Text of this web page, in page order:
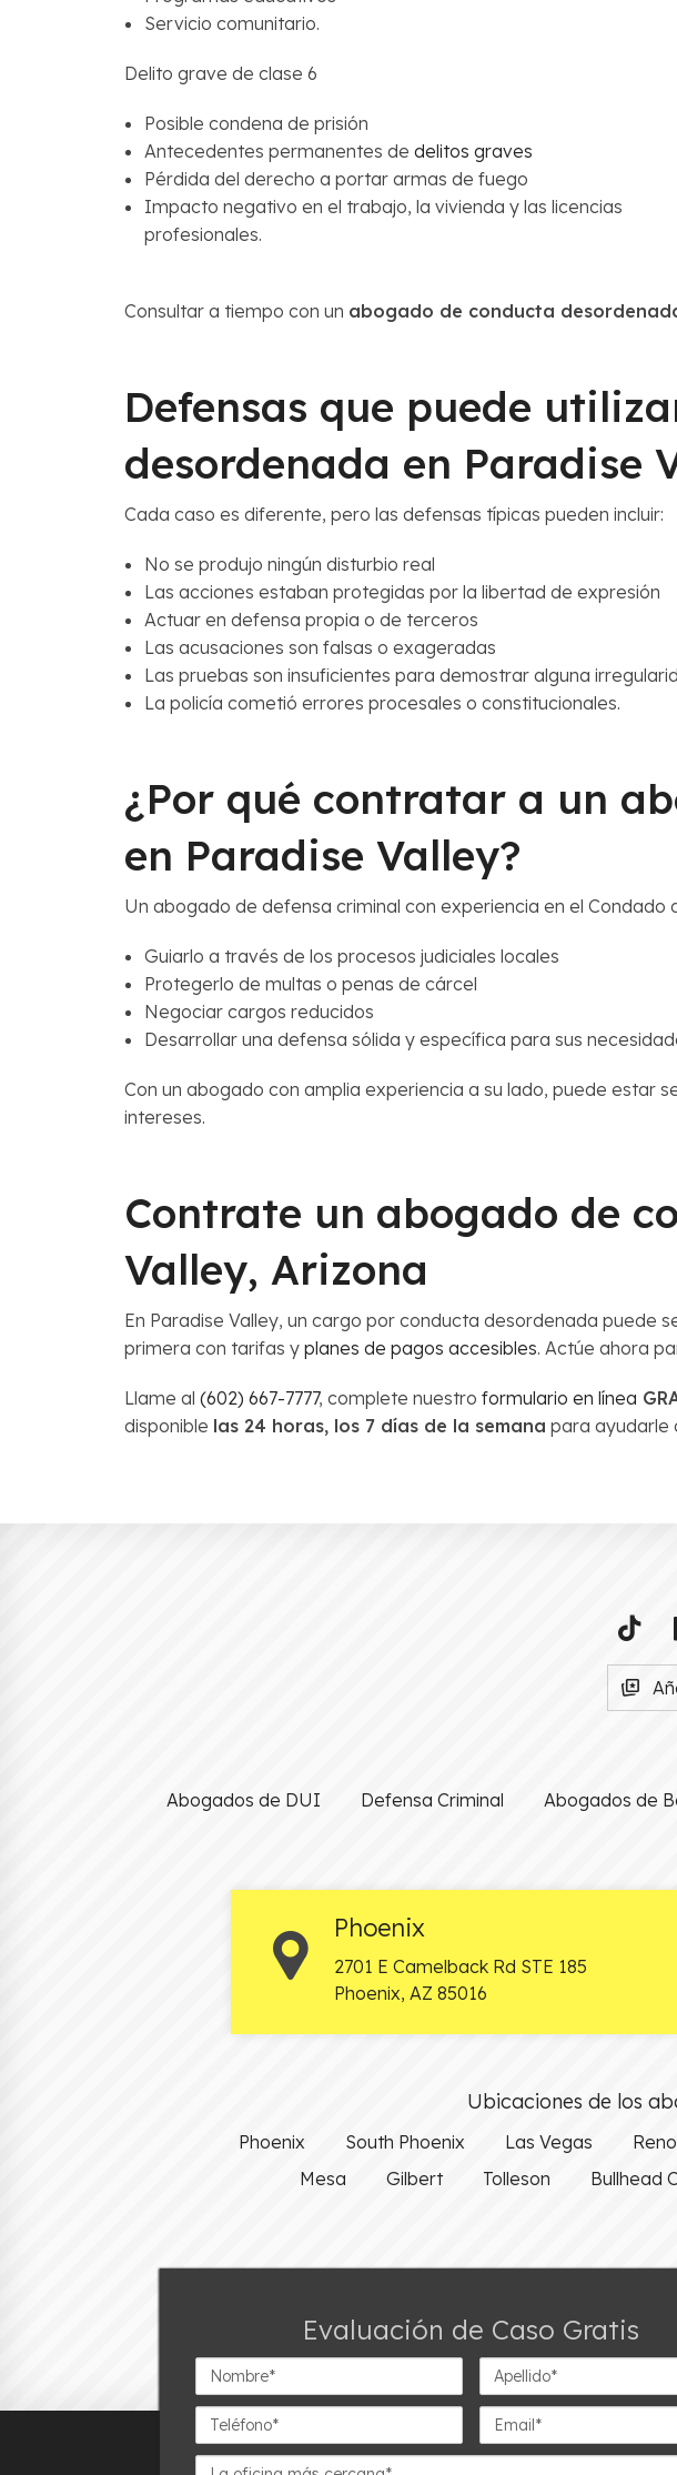
Servicio comunitario.
Delito grave de clase 6
Posible condena de prisión
Antecedentes permanentes de delitos graves
Pérdida del derecho a portar armas de fuego
Impacto negativo en el trabajo, la vivienda y las licencias
profesionales.
Consultar a tiempo con un abogado de conducta
Defensas que puede
desordenada en Paradise
Cada caso es diferente, pero las defensas típicas pueden incluir:
No se produjo ningún disturbio real
Las acciones estaban protegidas por la libertad de expresión
Actuar en defensa propia o de terceros
Las acusaciones son falsas o exageradas
Las pruebas son insuficientes para demostrar alguna
La policía cometió errores procesales o constitucionales.
¿Por qué contratar a un
en Paradise Valley?
Un abogado de defensa criminal con experiencia en el Condado
Guiarlo a través de los procesos judiciales locales
Protegerlo de multas o penas de cárcel
Negociar cargos reducidos
Desarrollar una defensa sólida y específica para sus
Con un abogado con amplia experiencia a su lado, puede estar
intereses.
Contrate un abogado de
Valley, Arizona
En Paradise Valley, un cargo por conducta desordenada puede
primera con tarifas y planes de pagos accesibles. Actúe ahora
Llame al (602) 667-7777, complete nuestro formulario en línea
disponible las 24 horas, los 7 días de la semana para ayudarle
Abogados de DUI Defensa Criminal Abogados de
Phoenix
2701 E Camelback Rd STE 185
Phoenix, AZ 85016
Ubicaciones de los
Phoenix South Phoenix Las Vegas Reno
Mesa
Gilbert Tolleson Bullhead
Evaluación de Caso Gratis
Nombre* Apellido*
Teléfono* Email*
La